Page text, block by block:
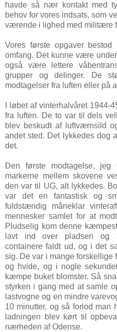
havde så nær kontakt med
behov for vores indsats, som
værende i lighed med militære
Vores første opgaver
omfang. Det kunne være
også være lettere
grupper og delinger. De
modtagelser fra luften eller på
I løbet af vinterhalvåret 1944-
fra luften. De to var til dels
blev beskudt af luftværnsild
andet sted. Det lykkedes dog
det.
Den første modtagelse,
markerne mellem skovene
den var til UG, alt lykkedes.
var det en fantastisk og
fuldstændig måneklar
mennesker samlet for at
Pludselig kom denne
lavt ind over pladsen og
containere faldt ud, og i det
sig. De var i mange forskellige
og hvide, og i nogle
kæmpe buket blomster. Så
styrken i gang med at samle
lastvogne og en mindre
10 minutter, og så forlod man
ladningen blev kørt til
nærheden af Odense.